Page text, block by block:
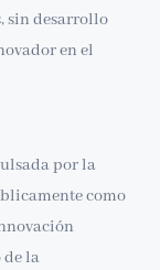
sin desarrollo
en el
por la
como
de la